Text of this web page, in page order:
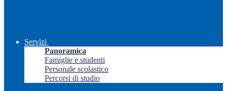
Servizi
Panoramica
Famiglie e studenti
Personale scolastico
Percorsi di studio